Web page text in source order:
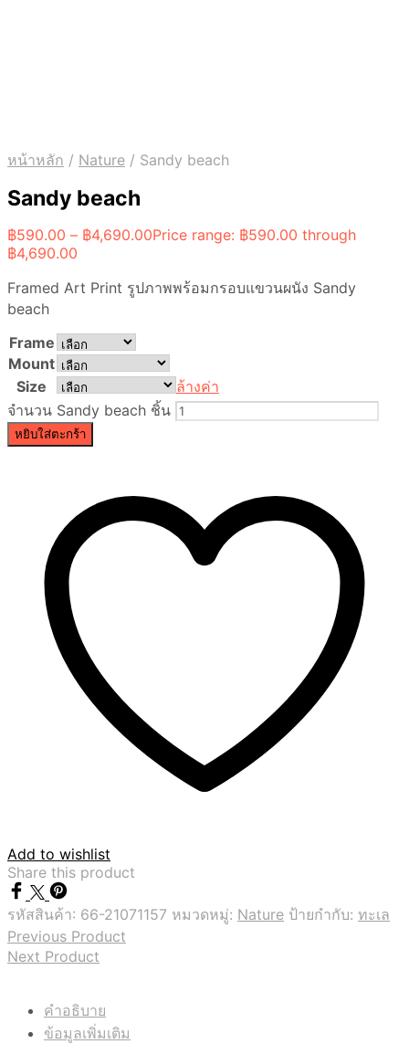
หน้าหลัก / Nature / Sandy beach
Sandy beach
฿590.00 – ฿4,690.00Price range: ฿590.00 through
฿4,690.00
Framed Art Print รูปภาพพร้อมกรอบแขวนผนัง Sandy
beach
Frame
Mount
Size
ล้างค่า
จำนวน Sandy beach ชิ้น
หยิบใส่ตะกร้า
Add to wishlist
Share this product
รหัสสินค้า: 66-21071157 หมวดหมู่: Nature ป้ายกำกับ: ทะเล
Previous Product
Next Product
คำอธิบาย
ข้อมูลเพิ่มเติม